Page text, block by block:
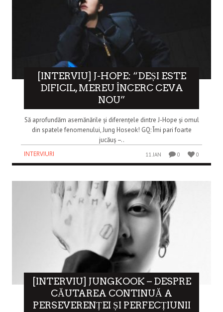
[INTERVIU] J-HOPE: “DEȘI ESTE
DIFICIL, MEREU ÎNCERC CEVA
NOU”
Să aprofundăm asemănările și diferențele dintre J-Hope și omul
din spatele fenomenului, Jung Hoseok! GQ: Îmi pari foarte
jucăuș –..
INTERVIURI
11 JAN 0 0
[INTERVIU] JUNGKOOK – DESPRE
CĂUTAREA CONTINUĂ A
PERSEVERENȚEI ȘI PERFECȚIUNII